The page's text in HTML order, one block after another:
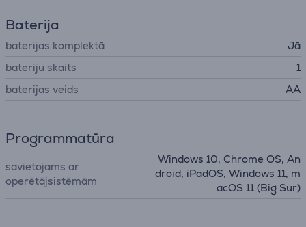
Baterija
baterijas komplektā
Jā
bateriju skaits
1
baterijas veids
AA
Programmatūra
savietojams ar
operētājsistēmām
Windows 10, Chrome OS, An
droid, iPadOS, Windows 11, m
acOS 11 (Big Sur)